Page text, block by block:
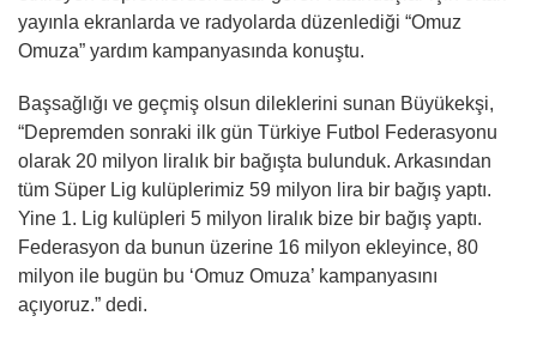
yayınla ekranlarda ve radyolarda düzenlediği “Omuz
Omuza” yardım kampanyasında konuştu.
Başsağlığı ve geçmiş olsun dileklerini sunan Büyükekşi,
“Depremden sonraki ilk gün Türkiye Futbol Federasyonu
olarak 20 milyon liralık bir bağışta bulunduk. Arkasından
tüm Süper Lig kulüplerimiz 59 milyon lira bir bağış yaptı.
Yine 1. Lig kulüpleri 5 milyon liralık bize bir bağış yaptı.
Federasyon da bunun üzerine 16 milyon ekleyince, 80
milyon ile bugün bu ‘Omuz Omuza’ kampanyasını
açıyoruz.” dedi.